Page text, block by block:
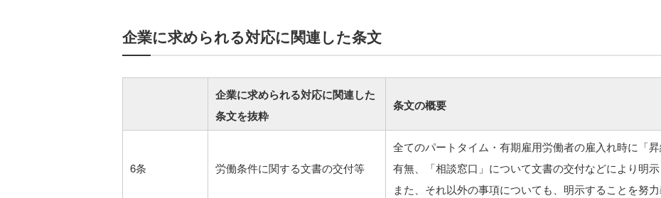
企業に求められる対応に関連した条文
企業に求められる対応に関連した
条文を抜粋
条文の概要
6条 労働条件に関する文書の交付等
全てのパートタイム・有期雇用労働者の雇入れ時に「
有無、「相談窓口」について文書の交付などにより明示
また、それ以外の事項についても、明示することを努力